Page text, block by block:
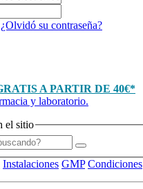
¿Olvidó su contraseña?
A PARTIR DE 40€*
y laboratorio.
el sitio
Instalaciones GMP Condiciones